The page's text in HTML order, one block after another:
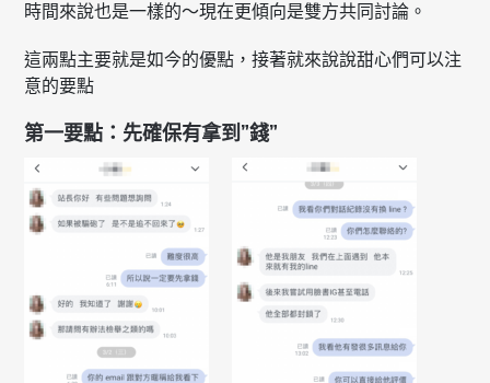
時間來說也是一樣的～現在更傾向是雙方共同討論。
這兩點主要就是如今的優點，接著就來說說甜心們可以注
意的要點
第一要點：先確保有拿到”錢”